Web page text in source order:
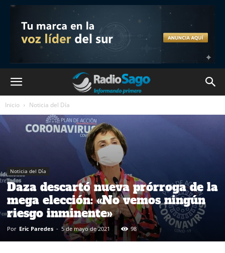
Inicio Noticia del Día
Noticia del Día
Daza descartó nueva prórroga de la
mega elección: «No vemos ningún
riesgo inminente»
Por Eric Paredes - 5 de mayo de 2021 98